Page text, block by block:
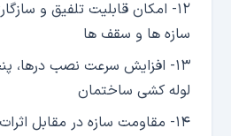
۱۲- امکان قابلیت تلفیق و
سازه ها و سقف ها
۱۳- افزایش سرعت نصب درها،
لوله کشی ساختمان
۱۴- مقاومت سازه در مقابل